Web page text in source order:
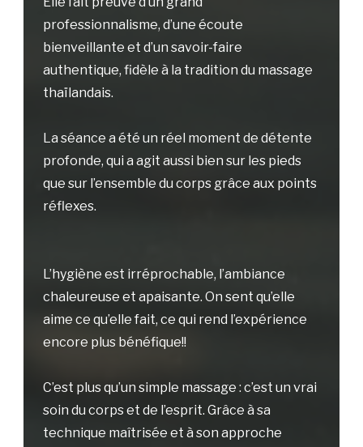
professionnalisme, d’une écoute
bienveillante et d’un savoir-faire
authentique, fidèle à la tradition du massage
thaïlandais.
La séance a été un réel moment de détente
profonde, qui a agit aussi bien sur les pieds
que sur l’ensemble du corps grâce aux points
réflexes.
L’hygiène est irréprochable, l’ambiance
chaleureuse et apaisante. On sent qu’elle
aime ce qu’elle fait, ce qui rend l’expérience
encore plus bénéfique!!
C’est plus qu’un simple massage : c’est un vrai
soin du corps et de l’esprit. Grâce à sa
technique maîtrisée et à son approche